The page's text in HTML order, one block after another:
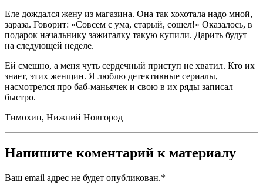
Еле дождался жену из магазина. Она так хохотала надо мной,
зараза. Говорит: «Совсем с ума, старый, сошел!» Оказалось, в
подарок начальнику зажигалку такую купили. Дарить будут
на следующей неделе.
Ей смешно, а меня чуть сердечный приступ не хватил. Кто их
знает, этих женщин. Я люблю детективные сериалы,
насмотрелся про баб-маньячек и свою в их ряды записал
быстро.
Тимохин, Нижний Новгород
Напишите коментарий к материалу
Ваш email адрес не будет опубликован.*